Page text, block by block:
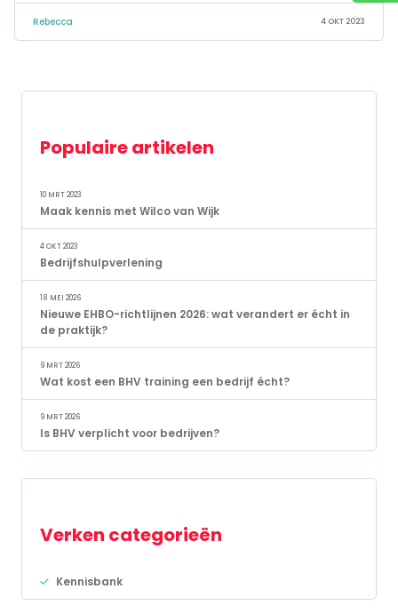
Rebecca 4 OKT 2023
Populaire artikelen
Maak kennis met Wilco van Wijk
10 MRT 2023
Bedrijfshulpverlening
4 OKT 2023
Nieuwe EHBO-richtlijnen 2026: wat verandert er écht in
de praktijk?
18 MEI 2026
Wat kost een BHV training een bedrijf écht?
9 MRT 2026
Is BHV verplicht voor bedrijven?
9 MRT 2026
Verken categorieën
Kennisbank